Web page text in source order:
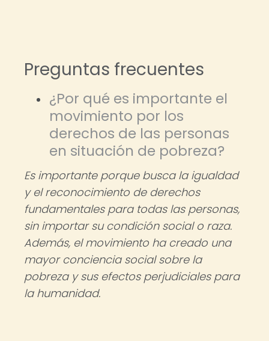
Preguntas frecuentes
¿Por qué es importante el
movimiento por los
derechos de las personas
en situación de pobreza?
Es importante porque busca la igualdad
y el reconocimiento de derechos
fundamentales para todas las personas,
sin importar su condición social o raza.
Además, el movimiento ha creado una
mayor conciencia social sobre la
pobreza y sus efectos perjudiciales para
la humanidad.